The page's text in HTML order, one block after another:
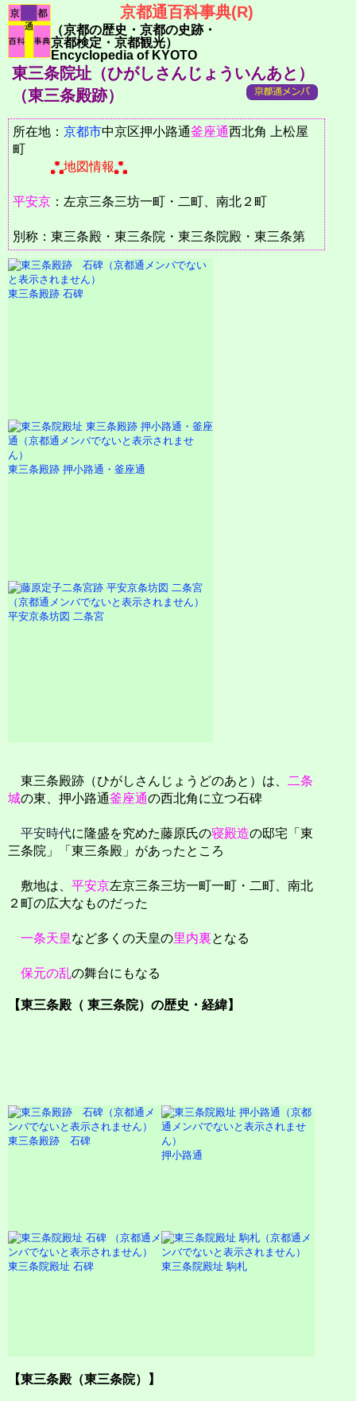
京都通百科事典(R)
（京都の歴史・京都の史跡・
京都検定・京都観光）
Encyclopedia of KYOTO
東三条院址（ひがしさんじょういんあと）
（東三条殿跡）
所在地： 京都市中京区押小路通釜座通西北角 上松屋
町
地図情報
平安京 ：左京三条三坊一町・二町、南北２町
別称：東三条殿・東三条院・東三条院殿・東三条第
東三条殿跡 石碑
東三条殿跡 押小路通・釜座通
平安京条坊図 二条宮
東三条殿跡（ひがしさんじょうどのあと）は、
二条
城の東、押小路通釜座通の西北角に立つ石碑
平安時代に隆盛を究めた藤原氏の寝殿造の邸宅「東
三条院」「東三条殿」があったところ
敷地は、 平安京左京三条三坊一町一町・二町、南北
２町の広大なものだった
一条天皇など多くの天皇の里内裏となる
保元の乱の舞台にもなる
【東三条殿（ 東三条院）の歴史・経緯】
東三条殿跡 石碑
押小路通
東三条院殿址 石碑 東三条院殿址 駒札
【東三条殿（東三条院）】